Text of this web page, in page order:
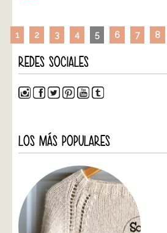
1 2 3 4 5 6 7 8
REDES SOCIALES
LOS MÁS POPULARES